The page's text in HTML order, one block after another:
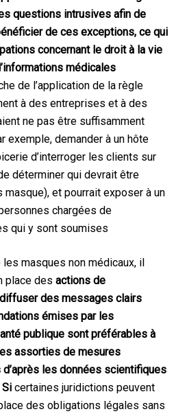
questions intrusives afin de
de ces exceptions, ce qui
concernant le droit à la vie
médicales
de l’application de la règle
à des entreprises et à des
ne pas être suffisamment
exemple, demander à un hôte
d’interroger les clients sur
déterminer qui devrait être
masque), et pourrait exposer à un
chargées de
qui y sont soumises
les masques non médicaux, il
place des actions de
des messages clairs
émises par les
publique sont préférables à
assorties de mesures
d’après les données scientifiques
certaines juridictions peuvent
des obligations légales sans